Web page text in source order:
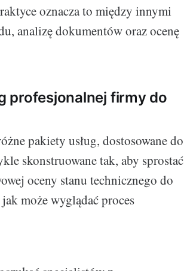
oznacza to między innymi
analizę dokumentów oraz ocenę
profesjonalnej firmy do
pakiety usług, dostosowane do
skonstruowane tak, aby sprostać
oceny stanu technicznego do
może wyglądać proces